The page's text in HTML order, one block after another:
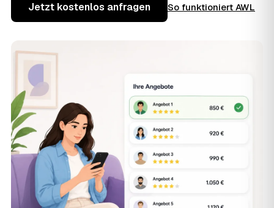
Jetzt kostenlos anfragen So funktioniert AWL